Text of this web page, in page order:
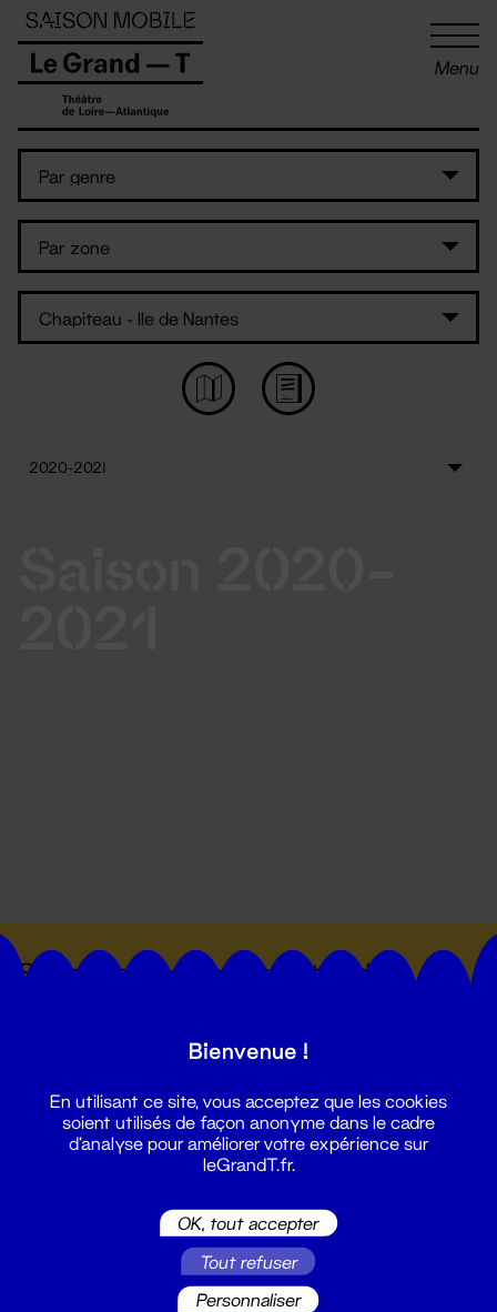
Menu
Suivez toutes les actualités du
Panneau de gestion des cookies
Bienvenue !
En utilisant ce site, vous acceptez que les cookies
soient utilisés de façon anonyme dans le cadre
d'analyse pour améliorer votre expérience sur
leGrandT.fr.
OK, tout accepter
Tout refuser
Personnaliser